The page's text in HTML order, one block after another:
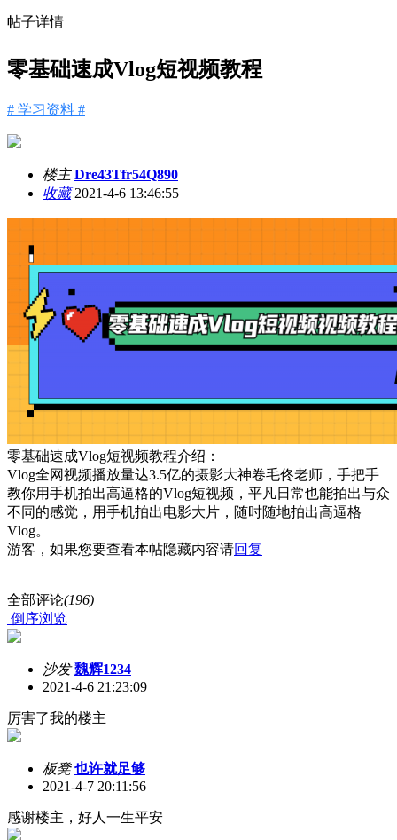
帖子详情
零基础速成Vlog短视频教程
# 学习资料 #
楼主 Dre43Tfr54Q890
收藏2021-4-6 13:46:55
零基础速成Vlog短视频教程介绍：
Vlog全网视频播放量达3.5亿的摄影大神卷毛佟老师，手把手
教你用手机拍出高逼格的Vlog短视频，平凡日常也能拍出与众
不同的感觉，用手机拍出电影大片，随时随地拍出高逼格
Vlog。
游客，如果您要查看本帖隐藏内容请回复
全部评论(196)
倒序浏览
沙发 魏辉1234
2021-4-6 21:23:09
厉害了我的楼主
板凳 也许就足够
2021-4-7 20:11:56
感谢楼主，好人一生平安